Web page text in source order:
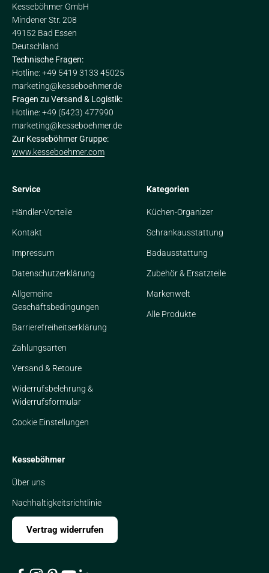
Kesseböhmer GmbH
Mindener Str. 208
49152 Bad Essen
Deutschland
Technische Fragen:
Hotline: +49 5419 3133 45025
marketing@kesseboehmer.de
Fragen zu Versand & Logistik:
Hotline: +49 (5423) 477990
marketing@kesseboehmer.de
Zur Kesseböhmer Gruppe:
www.kesseboehmer.com
Service
Händler-Vorteile
Kontakt
Impressum
Datenschutzerklärung
Allgemeine
Geschäftsbedingungen
Barrierefreiheitserklärung
Zahlungsarten
Versand & Retoure
Widerrufsbelehrung &
Widerrufsformular
Cookie Einstellungen
Kategorien
Küchen-Organizer
Schrankausstattung
Badausstattung
Zubehör & Ersatzteile
Markenwelt
Alle Produkte
Kesseböhmer
Über uns
Nachhaltigkeitsrichtlinie
Vertrag widerrufen